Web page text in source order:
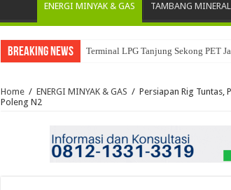
ENERGI MINYAK & GAS TAMBANG
Breaking News Terminal LPG Tanjung Sekong PET
Home / ENERGI MINYAK & GAS / Persiapan Rig Tuntas,
Poleng N2